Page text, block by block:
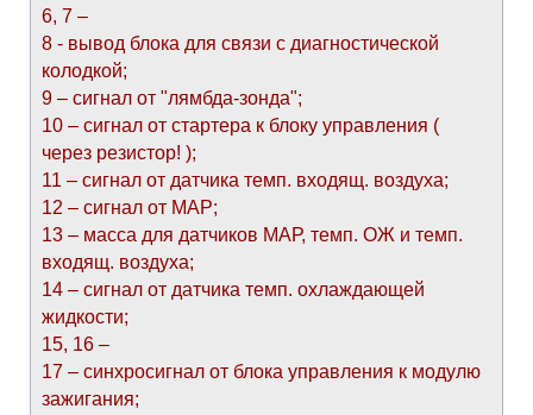
6, 7 –
8 - вывод блока для связи с диагностической
колодкой;
9 – сигнал от "лямбда-зонда";
10 – сигнал от стартера к блоку управления (
через резистор! );
11 – сигнал от датчика темп. входящ. воздуха;
12 – сигнал от МАР;
13 – масса для датчиков МАР, темп. ОЖ и темп.
входящ. воздуха;
14 – сигнал от датчика темп. охлаждающей
жидкости;
15, 16 –
17 – синхросигнал от блока управления к модулю
зажигания;